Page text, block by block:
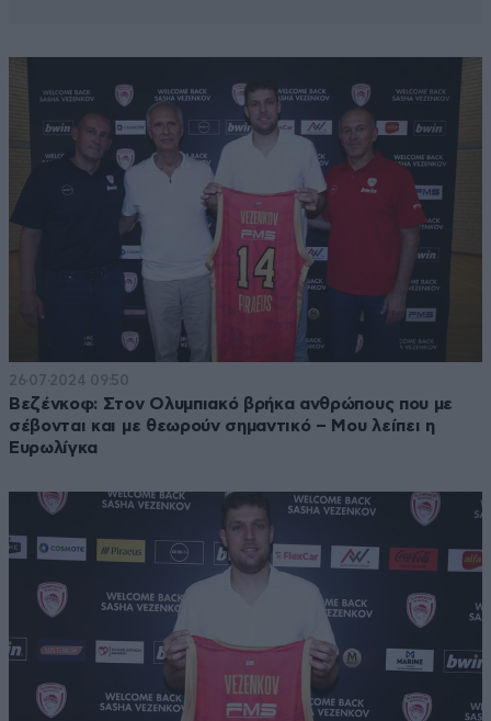
26·07·2024 09:50
Βεζένκοφ: Στον Ολυμπιακό βρήκα ανθρώπους που με
σέβονται και με θεωρούν σημαντικό – Μου λείπει η
Ευρωλίγκα